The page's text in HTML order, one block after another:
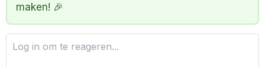
maken! 🎉